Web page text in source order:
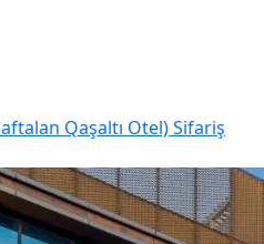
Qaşaltı Otel)Sifariş